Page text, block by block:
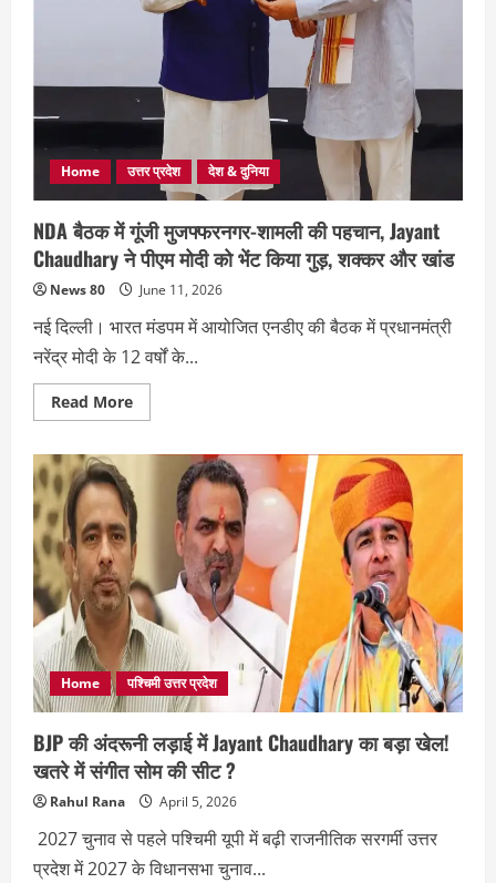
Home उत्तर प्रदेश देश & दुनिया
NDA बैठक में गूंजी मुजफ्फरनगर-शामली की पहचान, Jayant
Chaudhary ने पीएम मोदी को भेंट किया गुड़, शक्कर और खांड
News 80 June 11, 2026
नई दिल्ली। भारत मंडपम में आयोजित एनडीए की बैठक में प्रधानमंत्री
नरेंद्र मोदी के 12 वर्षों के...
Read MoreRead
more
गूंजी
मुजफ्फरनगर-
शामली
की
पहचान,
Jayant
Chaudhary
ने
पीएम
मोदी
को
भेंट
किया
गुड़,
शक्कर
खांड
Home पश्चिमी उत्तर प्रदेश
BJP की अंदरूनी लड़ाई में Jayant Chaudhary का बड़ा खेल!
खतरे में संगीत सोम की सीट ?
Rahul Rana April 5, 2026
2027 चुनाव से पहले पश्चिमी यूपी में बढ़ी राजनीतिक सरगर्मी उत्तर
प्रदेश में 2027 के विधानसभा चुनाव...